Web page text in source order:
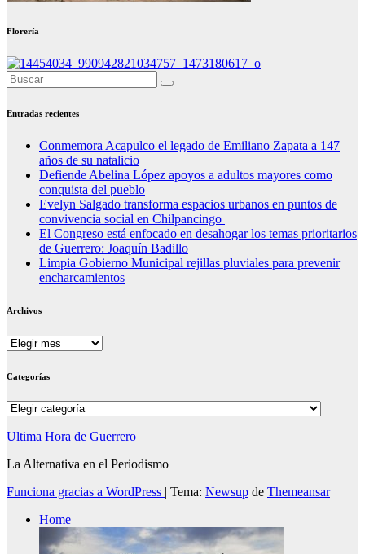
Florería
Entradas recientes
Conmemora Acapulco el legado de Emiliano Zapata a 147
años de su natalicio
Defiende Abelina López apoyos a adultos mayores como
conquista del pueblo
Evelyn Salgado transforma espacios urbanos en puntos de
convivencia social en Chilpancingo
El Congreso está enfocado en desahogar los temas prioritarios
de Guerrero: Joaquín Badillo
Limpia Gobierno Municipal rejillas pluviales para prevenir
encharcamientos
Archivos
Archivos
Categorías
Categorías
Ultima Hora de Guerrero
La Alternativa en el Periodismo
Funciona gracias a WordPress
Tema: Newsup de Themeansar
Home